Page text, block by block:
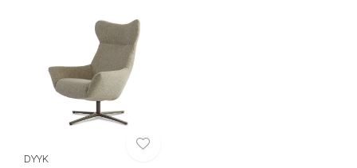
DYYK